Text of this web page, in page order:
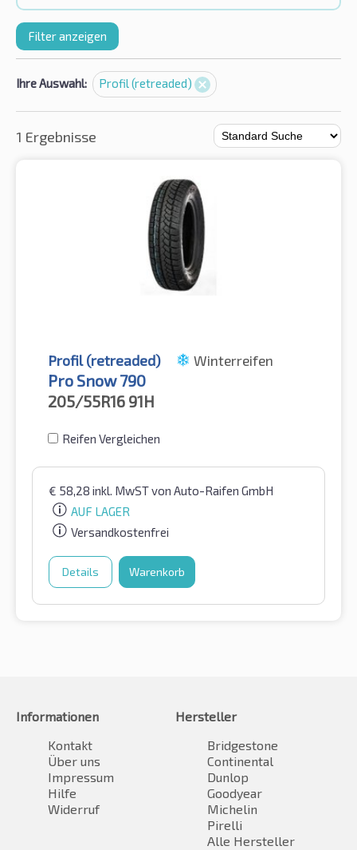
Filter anzeigen
Ihre Auswahl: Profil (retreaded)
1 Ergebnisse
Profil (retreaded) Winterreifen
Pro Snow 790
205/55R16 91H
Reifen Vergleichen
€ 58,28 inkl. MwSTvon Auto-Raifen GmbH
AUF LAGER
Versandkostenfrei
Details Warenkorb
Informationen
Kontakt
Über uns
Impressum
Hilfe
Widerruf
Hersteller
Bridgestone
Continental
Dunlop
Goodyear
Michelin
Pirelli
Alle Hersteller